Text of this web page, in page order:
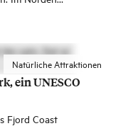
Natürliche Attraktionen
ein UNESCO
Fjord Coast